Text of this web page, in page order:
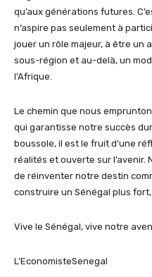
qu’aux générations futures.
n’aspire pas seulement à
jouer un rôle majeur, à être un
sous-région et au-delà, un
l’Afrique.
Le chemin que nous
qui garantisse notre succès
boussole, il est le fruit d’une
réalités et ouverte sur l’avenir.
de réinventer notre destin
construire un Sénégal plus
Vive le Sénégal, vive notre
L’EconomisteSenegal